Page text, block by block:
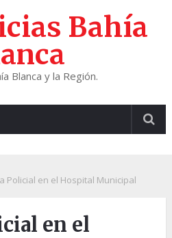
Bahía
Blanca y la Región.
Policial en el Hospital Municipal
en el